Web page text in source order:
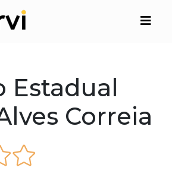
Estadual
Correia